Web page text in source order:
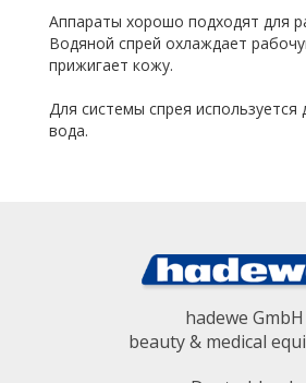
Аппараты хорошо подходят для
Водяной спрей охлаждает
прижигает кожу.
Для системы спрея используется
вода.
hadewe GmbH
beauty & medical